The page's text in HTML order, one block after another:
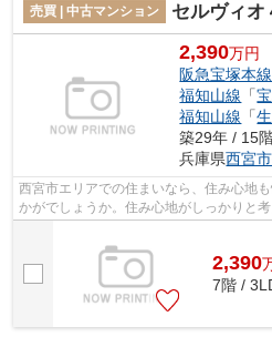
売買 | 中古マンション セルヴィオ
2,390万円
阪急宝塚本線
福知山線 「
福知山線 「
築29年 / 15
兵庫県西宮市
西宮市エリアでの住まいなら、住み心地
かがでしょうか。住み心地がしっかりと
2,390
7階 /